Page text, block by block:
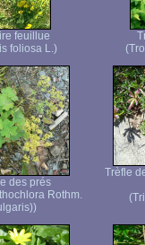
feuillue
foliosa L.)
des prés
Rothm.
Trèfle